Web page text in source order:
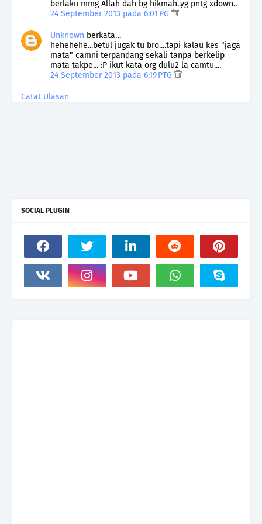
berlaku mmg Allah dah bg hikmah..yg pntg xdown..
24 September 2013 pada 6:01 PG
Unknown berkata…
hehehehe...betul jugak tu bro....tapi kalau kes "jaga
mata" camni terpandang sekali tanpa berkelip
mata takpe... :P ikut kata org dulu2 la camtu....
24 September 2013 pada 6:19 PTG
Catat Ulasan
SOCIAL PLUGIN